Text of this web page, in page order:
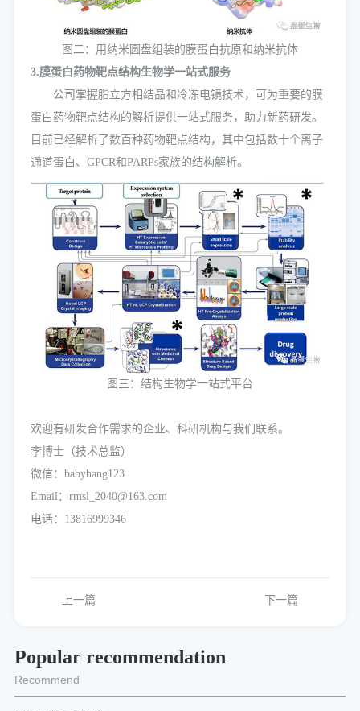
图二：用纳米圆盘组装的膜蛋白抗原和纳米抗体
3.膜蛋白药物靶点结构生物学一站式服务
公司掌握脂立方相结晶和冷冻电镜技术，可为重要的膜
蛋白药物靶点结构的解析提供一站式服务，助力新药研发。
目前已经解析了数百种药物靶点结构，其中包括数十个离子
通道蛋白、GPCR和PARPs家族的结构解析。
图三：结构生物学一站式平台
欢迎有研发合作需求的企业、科研机构与我们联系。
李博士（技术总监）
微信：babyhang123
Email：rmsl_2040@163.com
电话：13816999346
上一篇 下一篇
Popular recommendation
Recommend